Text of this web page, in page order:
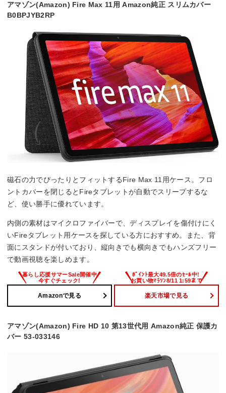
アマゾン(Amazon) Fire Max 11用 Amazon純正 スリムカバー
B0BPJYB2RP
磁石の力でぴったりとフィットするFire Max 11用ケース。フロ
ントカバーを閉じるとFireタブレットが自動でスリープするな
ど、使い勝手に優れています。
内側の素材はマイクロファイバーで、ディスプレイを傷付けにく
いFireタブレット用ケースを探している方におすすめ。また、背
面にスタンドが付いており、縦向きでも横向きでもハンズフリー
で動画視聴を楽しめます。
Amazonで見る 楽天市場で見る
アマゾン(Amazon) Fire HD 10 第13世代用 Amazon純正 保護カ
バー 53-033146